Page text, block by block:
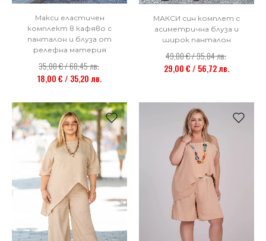
Макси еластичен
комплект в кафяво с
панталон и блуза от
релефна материя
35,00 € / 68,45 лв.
18,00 € / 35,20 лв.
МАКСИ син комплет с
асиметрична блуза и
широк панталон
49,00 € / 95,84 лв.
29,00 € / 56,72 лв.